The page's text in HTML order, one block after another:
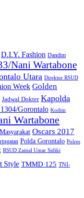
D.I.Y. Fashion Dandim
Nani Wartabone
Utara Direktur RSUD
Week Golden
Jadwal Dokter Kapolda
Gorontalo Kodim
Wartabone
Masyarakat Oscars 2017
Polda Gorontalo Polres
RSUD Zainal Umar Sidiki
Style TMMD 125 TNI-